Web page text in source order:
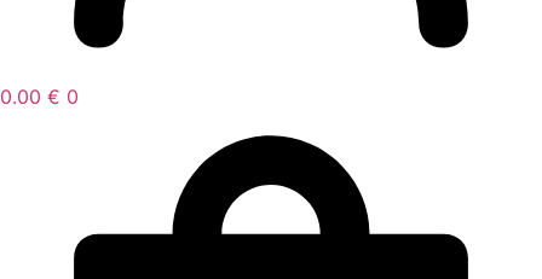
0.00 € 0